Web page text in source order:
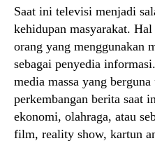
Saat ini televisi menjadi
kehidupan masyarakat.
orang yang menggunakan
sebagai penyedia
media massa yang
perkembangan berita saat
ekonomi, olahraga, atau
film, reality show, kartun